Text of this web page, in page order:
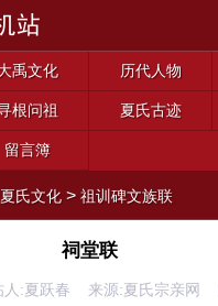
禹文化 历代人物
根问祖 夏氏古迹
留言簿
夏氏文化 >祖训碑文族联
祠堂联
:夏跃春 来源:夏氏宗亲网